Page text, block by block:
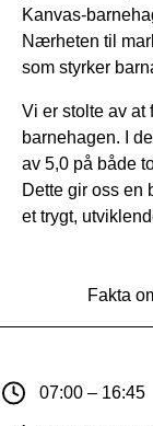
Kanvas-
Nærheten til
som styrker
Vi er stolte av at
barnehagen. I
av 5,0 på både
Dette gir oss en
et trygt,
Fakta
07:00 – 16:45